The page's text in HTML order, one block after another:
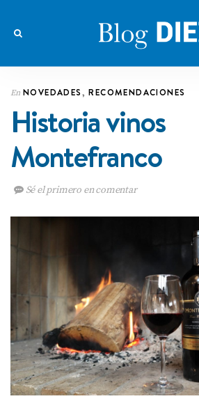
En NOVEDADES,RECOMENDACIONES
Historia vinos
Montefranco
Sé el primero en comentar